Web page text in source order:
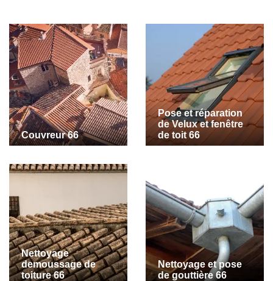
Couvreur 66
Pose et réparation
de Velux et fenêtre
de toit 66
Nettoyage
demoussage de
toiture 66
Nettoyage et pose
de gouttière 66